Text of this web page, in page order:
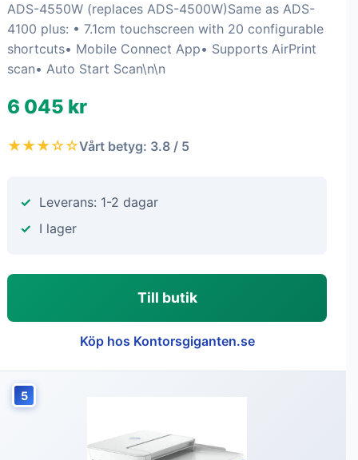
ADS-4550W (replaces ADS-4500W)Same as ADS-
4100 plus: • 7.1cm touchscreen with 20 configurable
shortcuts• Mobile Connect App• Supports AirPrint
scan• Auto Start Scan\n\n
6 045 kr
★★★☆☆Vårt betyg: 3.8 / 5
Leverans: 1-2 dagar
I lager
Till butik
Köp hos Kontorsgiganten.se
5